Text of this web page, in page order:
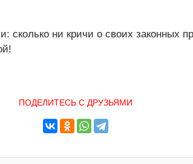
сколько ни кричи о своих законных
ПОДЕЛИТЕСЬ С ДРУЗЬЯМИ